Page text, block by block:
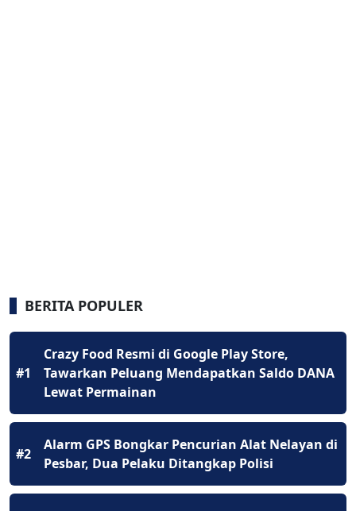
BERITA POPULER
#1
Crazy Food Resmi di Google Play Store,
Tawarkan Peluang Mendapatkan Saldo DANA
Lewat Permainan
#2
Alarm GPS Bongkar Pencurian Alat Nelayan di
Pesbar, Dua Pelaku Ditangkap Polisi